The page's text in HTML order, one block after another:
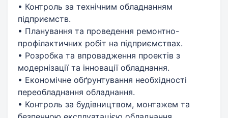
• Контроль за технічним обладнанням
підприємств.
• Планування та проведення ремонтно-
профілактичних робіт на підприємствах.
• Розробка та впровадження проектів з
модернізації та інновації обладнання.
• Економічне обґрунтування необхідності
переобладнання обладнання.
• Контроль за будівництвом, монтажем та